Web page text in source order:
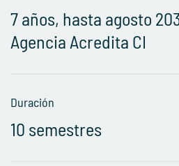
7 años, hasta agosto
Agencia Acredita CI
Duración
10 semestres